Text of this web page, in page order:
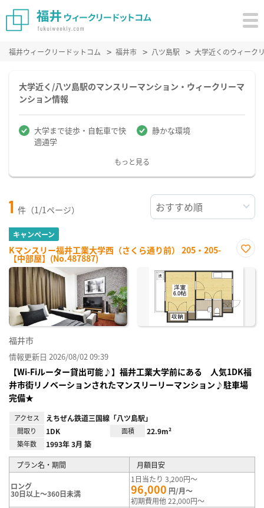
福井ウィークリードットコム 福井市 八ツ島駅 大学近くのウィーク
大学近く/八ツ島駅のマンスリーマンション・ウィークリーマ
ンション情報
大学まで徒歩・自転車で快
適通学
静かな環境
もっと見る
1 件（1/1ページ）
キャンペーン
Kマンスリー福井工業大学西（さくら通り前） 205・205-
【中部屋】(No.487887)
に入
福井市
情報更新日 2026/08/02 09:39
【Wi-Fiルーター貸出可能♪】福井工業大学前にある 人気1DK福
井市街リノベーションされたマンスリーリーマンション♪駐車場
完備★
アクセス えちぜん鉄道三国線「八ツ島駅」
間取り 1DK 面積 22.9m²
築年数 1993年 3月 築
プラン名・期間 月額目安
ロング
30日以上～360日未満
1日当たり 3,200円～
96,000 円/月～
初期費用他 22,000円～